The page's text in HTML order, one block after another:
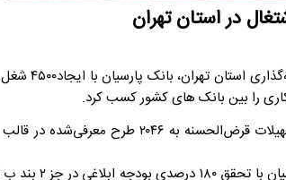
در استان تهران
بر اساس اعلام
را بین بانک های کشور کسب کرد.
این تعداد شغل با اعطای ۱،۵۴۴ میلیارد ریال